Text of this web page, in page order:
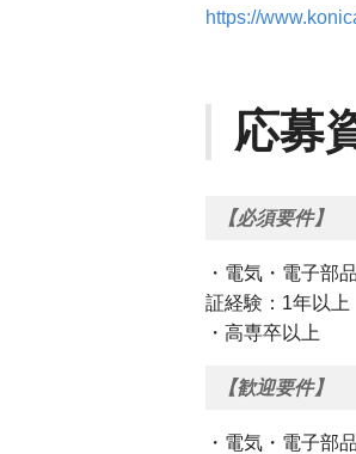
https://
応募
【必須要件】
・電気・電子部
証経験：1年以上
・高専卒以上
【歓迎要件】
・電気・電子部